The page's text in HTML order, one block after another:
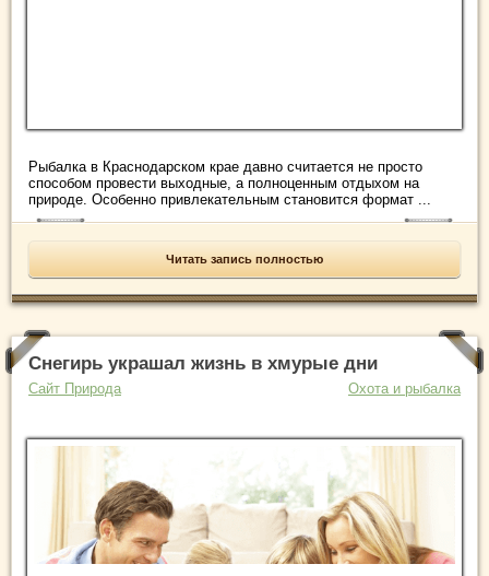
Рыбалка в Краснодарском крае давно считается не просто
способом провести выходные, а полноценным отдыхом на
природе. Особенно привлекательным становится формат ...
Читать запись полностью
Снегирь украшал жизнь в хмурые дни
Сайт Природа Охота и рыбалка